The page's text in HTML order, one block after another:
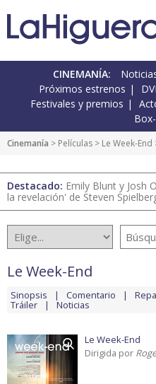
CINEMANÍA:
Próximos estrenos
Festivales y premios
Cinemanía > Películas > Le Week-End
Destacado: Emily Blunt y Josh
la revelación' de Steven
Le Week-End
Sinopsis Comentario
Tráiler Noticias
Le Week-End
Dirigida por